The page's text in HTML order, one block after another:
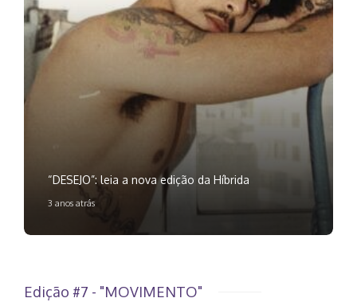
“DESEJO”: leia a nova edição da Híbrida
3 anos atrás
Edição #7 - "MOVIMENTO"